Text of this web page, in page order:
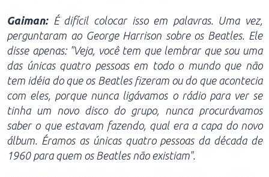
Gaiman:É difícil colocar isso em palavras. Uma vez,
perguntaram ao George Harrison sobre os Beatles. Ele
disse apenas: "Veja, você tem que lembrar que sou uma
das únicas quatro pessoas em todo o mundo que não
tem idéia do que os Beatles fizeram ou do que acontecia
com eles, porque nunca ligávamos o rádio para ver se
tinha um novo disco do grupo, nunca procurávamos
saber o que estavam fazendo, qual era a capa do novo
álbum. Éramos as únicas quatro pessoas da década de
1960 para quem os Beatles não existiam".